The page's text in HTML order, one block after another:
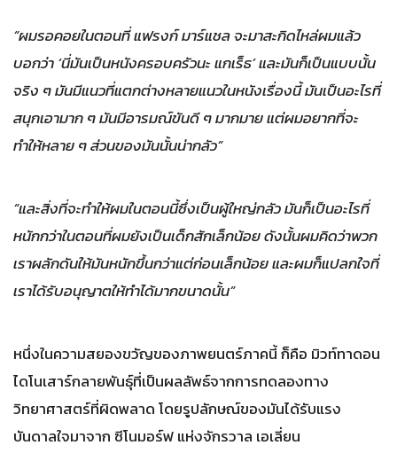
“ผมรอคอยในตอนที่ แฟรงก์ มาร์แชล จะมาสะกิดไหล่ผมแล้ว
บอกว่า ‘นี่มันเป็นหนังครอบครัวนะ แกเร็ธ’ และมันก็เป็นแบบนั้น
จริง ๆ มันมีแนวที่แตกต่างหลายแนวในหนังเรื่องนี้ มันเป็นอะไรที่
สนุกเอามาก ๆ มันมีอารมณ์ขันดี ๆ มากมาย แต่ผมอยากที่จะ
ทำให้หลาย ๆ ส่วนของมันนั้นน่ากลัว”
“และสิ่งที่จะทำให้ผมในตอนนี้ซึ่งเป็นผู้ใหญ่กลัว มันก็เป็นอะไรที่
หนักกว่าในตอนที่ผมยังเป็นเด็กสักเล็กน้อย ดังนั้นผมคิดว่าพวก
เราผลักดันให้มันหนักขึ้นกว่าแต่ก่อนเล็กน้อย และผมก็แปลกใจที่
เราได้รับอนุญาตให้ทำได้มากขนาดนั้น”
หนึ่งในความสยองขวัญของภาพยนตร์ภาคนี้ ก็คือ มิวท์ทาดอน
ไดโนเสาร์กลายพันธุ์ที่เป็นผลลัพธ์จากการทดลองทาง
วิทยาศาสตร์ที่ผิดพลาด โดยรูปลักษณ์ของมันได้รับแรง
บันดาลใจมาจาก ซีโนมอร์ฟ แห่งจักรวาล เอเลี่ยน